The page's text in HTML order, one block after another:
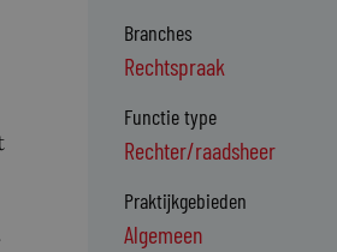
Branches
Rechtspraak
Functie type
Rechter/raadsheer
Praktijkgebieden
Algemeen